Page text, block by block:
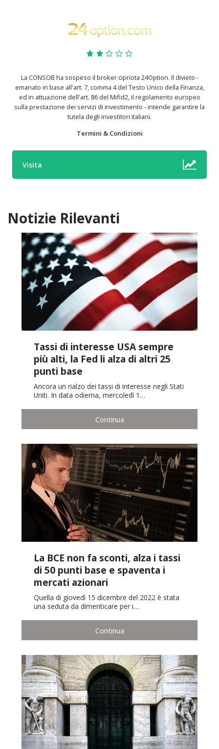
La CONSOB ha sospeso il broker cipriota 24Option. Il divieto -
emanato in base all'art. 7, comma 4 del Testo Unico della Finanza,
ed in attuazione dell'art. 86 del Mifid2, il regolamento europeo
sulla prestazione dei servizi di investimento - intende garantire la
tutela degli investitori italiani.
Termini & Condizioni
Visita
Notizie Rilevanti
Tassi di interesse USA sempre
più alti, la Fed li alza di altri 25
punti base
Ancora un rialzo dei tassi di interesse negli Stati
Uniti. In data odierna, mercoledì 1…
Continua
La BCE non fa sconti, alza i tassi
di 50 punti base e spaventa i
mercati azionari
Quella di giovedì 15 dicembre del 2022 è stata
una seduta da dimenticare per i…
Continua